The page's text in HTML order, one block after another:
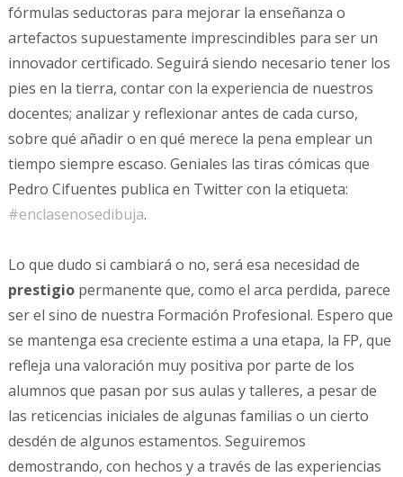
fórmulas seductoras para mejorar la enseñanza o
artefactos supuestamente imprescindibles para ser un
innovador certificado. Seguirá siendo necesario tener los
pies en la tierra, contar con la experiencia de nuestros
docentes; analizar y reflexionar antes de cada curso,
sobre qué añadir o en qué merece la pena emplear un
tiempo siempre escaso. Geniales las tiras cómicas que
Pedro Cifuentes publica en Twitter con la etiqueta:
#enclasenosedibuja.
Lo que dudo si cambiará o no, será esa necesidad de
prestigio permanente que, como el arca perdida, parece
ser el sino de nuestra Formación Profesional. Espero que
se mantenga esa creciente estima a una etapa, la FP, que
refleja una valoración muy positiva por parte de los
alumnos que pasan por sus aulas y talleres, a pesar de
las reticencias iniciales de algunas familias o un cierto
desdén de algunos estamentos. Seguiremos
demostrando, con hechos y a través de las experiencias